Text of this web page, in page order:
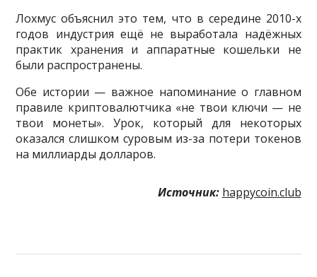
Лохмус объяснил это тем, что в середине 2010-х
годов индустрия ещё не выработала надёжных
практик хранения и аппаратные кошельки не
были распространены.
Обе истории — важное напоминание о главном
правиле криптовалютчика «не твои ключи — не
твои монеты». Урок, который для некоторых
оказался слишком суровым из-за потери токенов
на миллиарды долларов.
Источник: happycoin.club